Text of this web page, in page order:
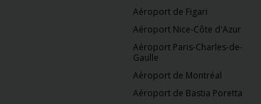
Aéroport de Figari
Aéroport Nice-Côte d'Azur
Aéroport Paris-Charles-de-
Gaulle
Aéroport de Montréal
Aéroport de Bastia Poretta